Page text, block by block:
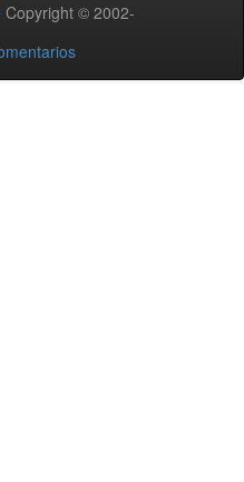
Copyright © 2002-